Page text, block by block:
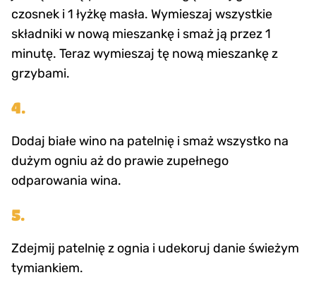
czosnek i 1 łyżkę masła. Wymieszaj wszystkie
składniki w nową mieszankę i smaż ją przez 1
minutę. Teraz wymieszaj tę nową mieszankę z
grzybami.
4.
Dodaj białe wino na patelnię i smaż wszystko na
dużym ogniu aż do prawie zupełnego
odparowania wina.
5.
Zdejmij patelnię z ognia i udekoruj danie świeżym
tymiankiem.